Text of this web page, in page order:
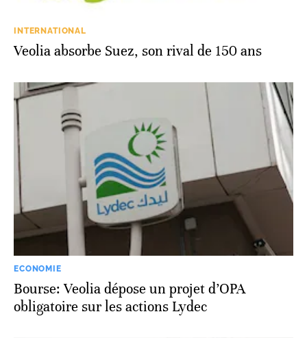
INTERNATIONAL
Veolia absorbe Suez, son rival de 150 ans
ECONOMIE
Bourse: Veolia dépose un projet d’OPA
obligatoire sur les actions Lydec